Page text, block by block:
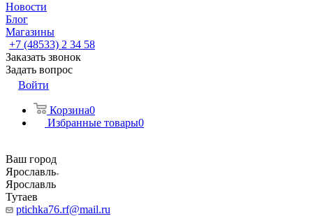
Новости
Блог
Магазины
+7 (48533) 2 34 58
Заказать звонок
Задать вопрос
Войти
Корзина0
Избранные товары0
Ваш город
Ярославль
Ярославль
Тутаев
ptichka76.rf@mail.ru